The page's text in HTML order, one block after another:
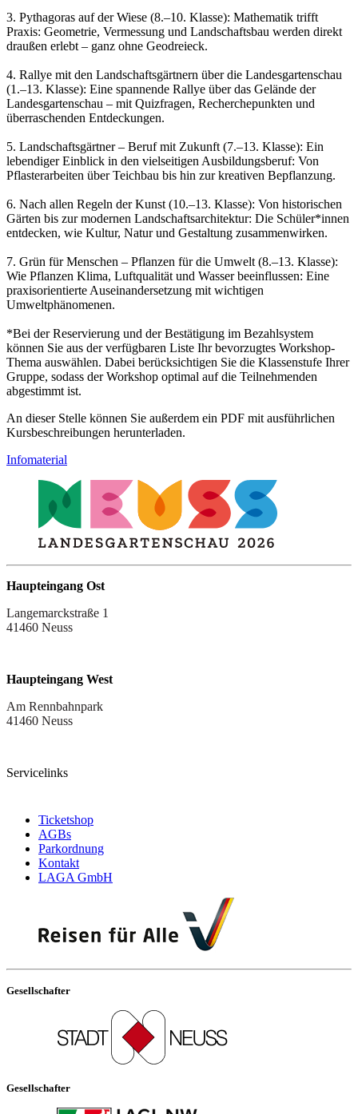
3. Pythagoras auf der Wiese (8.–10. Klasse): Mathematik trifft
Praxis: Geometrie, Vermessung und Landschaftsbau werden direkt
draußen erlebt – ganz ohne Geodreieck.
4. Rallye mit den Landschaftsgärtnern über die Landesgartenschau
(1.–13. Klasse): Eine spannende Rallye über das Gelände der
Landesgartenschau – mit Quizfragen, Recherchepunkten und
überraschenden Entdeckungen.
5. Landschaftsgärtner – Beruf mit Zukunft (7.–13. Klasse): Ein
lebendiger Einblick in den vielseitigen Ausbildungsberuf: Von
Pflasterarbeiten über Teichbau bis hin zur kreativen Bepflanzung.
6. Nach allen Regeln der Kunst (10.–13. Klasse): Von historischen
Gärten bis zur modernen Landschaftsarchitektur: Die Schüler*innen
entdecken, wie Kultur, Natur und Gestaltung zusammenwirken.
7. Grün für Menschen – Pflanzen für die Umwelt (8.–13. Klasse):
Wie Pflanzen Klima, Luftqualität und Wasser beeinflussen: Eine
praxisorientierte Auseinandersetzung mit wichtigen
Umweltphänomenen.
*Bei der Reservierung und der Bestätigung im Bezahlsystem
können Sie aus der verfügbaren Liste Ihr bevorzugtes Workshop-
Thema auswählen. Dabei berücksichtigen Sie die Klassenstufe Ihrer
Gruppe, sodass der Workshop optimal auf die Teilnehmenden
abgestimmt ist.
An dieser Stelle können Sie außerdem ein PDF mit ausführlichen
Kursbeschreibungen herunterladen.
Infomaterial
Haupteingang Ost
Langemarckstraße 1
41460 Neuss
Haupteingang West
Am Rennbahnpark
41460 Neuss
Servicelinks
Ticketshop
AGBs
Parkordnung
Kontakt
LAGA GmbH
Gesellschafter
Gesellschafter